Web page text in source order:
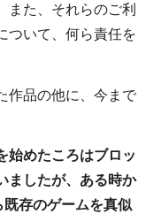
また、それらのご利
ついて、何ら責任を
作品の他に、今まで
始めたころはブロッ
ましたが、ある時か
存のゲームを真似